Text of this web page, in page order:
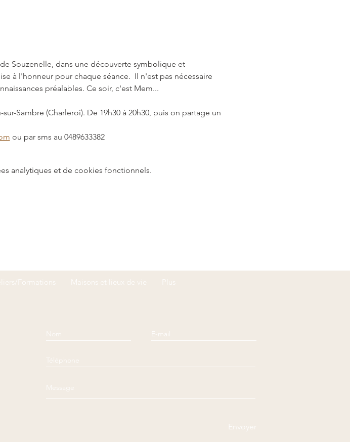
Souzenelle, dans une découverte symbolique et
à l'honneur pour chaque séance.  Il n'est pas nécessaire
préalables. Ce soir, c'est Mem...
Sambre (Charleroi). De 19h30 à 20h30, puis on partage un
ou par sms au 0489633382
analytiques et de cookies fonctionnels.
Formations Maisons et lieux de vie Plus
Envoyer